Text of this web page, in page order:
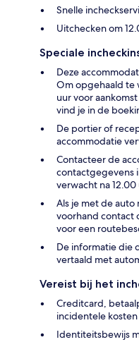
Snelle
Uitchecken om
Speciale
Deze
Om opgehaald te
uur voor
vind je in de
De portier of
accommodatie
Contacteer de
contactgegevens
verwacht na
Als je met de
voorhand contact
voor een
De informatie die
vertaald met
Vereist bij het
Creditcard,
incidentele kosten
Identiteitsbewijs